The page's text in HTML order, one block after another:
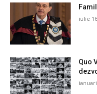
iulie
Quo